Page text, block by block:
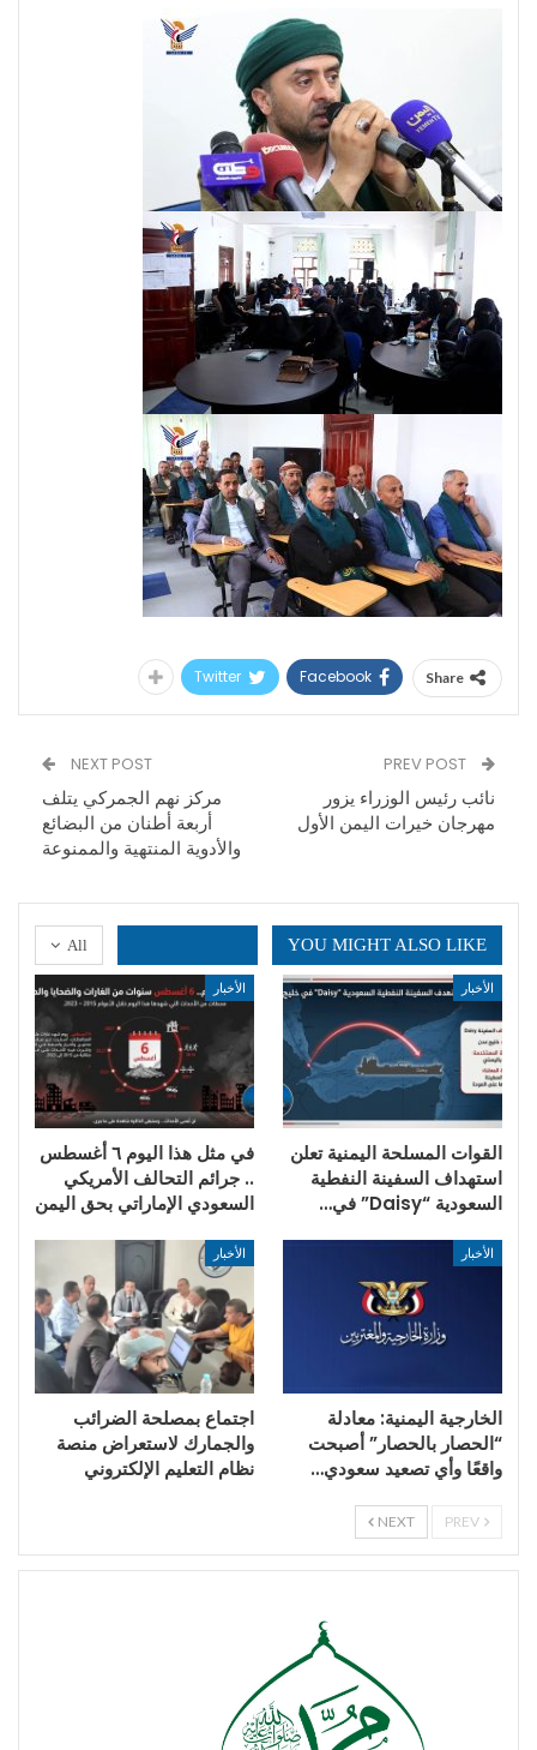
Share
Facebook
Twitter
نائب رئيس الوزراء يزور
مهرجان خيرات اليمن الأول
NEXT POST
مركز نهم الجمركي يتلف
أربعة أطنان من البضائع
والأدوية المنتهية والممنوعة
All YOU MIGHT ALSO LIKE
الأخبار
القوات المسلحة اليمنية تعلن
استهداف السفينة النفطية
السعودية “Daisy” في…
الأخبار
في مثل هذا اليوم ٦ أغسطس
.. جرائم التحالف الأمريكي
السعودي الإماراتي بحق اليمن
الأخبار
الخارجية اليمنية: معادلة
“الحصار بالحصار” أصبحت
واقعًا وأي تصعيد سعودي…
الأخبار
اجتماع بمصلحة الضرائب
والجمارك لاستعراض منصة
نظام التعليم الإلكتروني
NEXT